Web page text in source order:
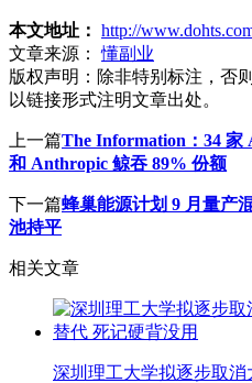
本文地址： http://
文章来源：
懂副业
版权声明： 除非特别标注，否
以链接形式注明文章出处。
上一篇The Information：34
和 Anthropic 鲸吞 89% 份额
下一篇蜂巢能源计划 9 月量产
池持平
相关文章
深圳理工大学拟逐步取